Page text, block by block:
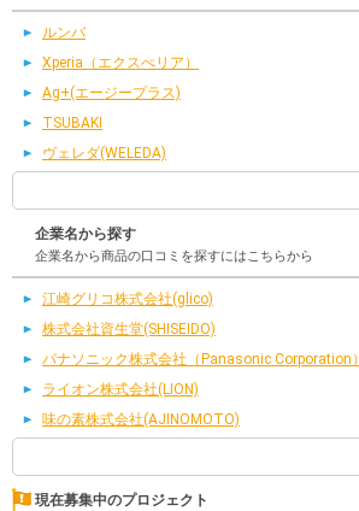
ルンバ
Xperia（エクスぺリア）
Ag+(エージープラス)
TSUBAKI
ヴェレダ(WELEDA)
企業名から探す
企業名から商品の口コミを探すにはこちらから
江崎グリコ株式会社(glico)
株式会社資生堂(SHISEIDO)
パナソニック株式会社（Panasonic Corporation）
ライオン株式会社(LION)
味の素株式会社(AJINOMOTO)
現在募集中のプロジェクト